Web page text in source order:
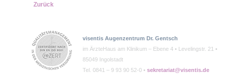
Zurück
visentis Augenzentrum Dr. Gentsch
im ÄrzteHaus am Klinikum – Ebene 4 • Levelingstr. 21 •
85049 Ingolstadt
Tel. 0841 – 9 93 90 52-0 • sekretariat@visentis.de